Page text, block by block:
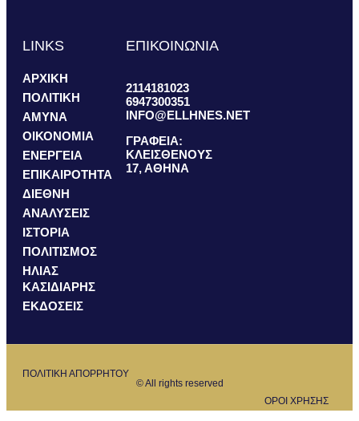
LINKS
ΑΡΧΙΚΗ
ΠΟΛΙΤΙΚΗ
ΑΜΥΝΑ
ΟΙΚΟΝΟΜΙΑ
ΕΝΕΡΓΕΙΑ
ΕΠΙΚΑΙΡΟΤΗΤΑ
ΔΙΕΘΝΗ
ΑΝΑΛΥΣΕΙΣ
ΙΣΤΟΡΙΑ
ΠΟΛΙΤΙΣΜΟΣ
ΗΛΙΑΣ
ΚΑΣΙΔΙΑΡΗΣ
ΕΚΔΟΣΕΙΣ
ΕΠΙΚΟΙΝΩΝΙΑ
2114181023
6947300351
INFO@ELLHNES.NET
ΓΡΑΦΕΙΑ:
ΚΛΕΙΣΘΕΝΟΥΣ
17, ΑΘΗΝΑ
ΠΟΛΙΤΙΚΗ ΑΠΟΡΡΗΤΟΥ
© All rights reserved
ΟΡΟΙ ΧΡΗΣΗΣ